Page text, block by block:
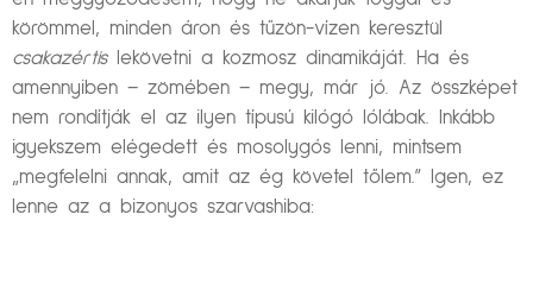
körömmel, minden áron és tűzön-vízen keresztül
csakazértislekövetni a kozmosz dinamikáját. Ha és
amennyiben – zömében – megy, már jó. Az összképet
nem rondítják el az ilyen típusú kilógó lólábak. Inkább
igyekszem elégedett és mosolygós lenni, mintsem
„megfelelni annak, amit az ég követel tőlem.” Igen, ez
lenne az a bizonyos szarvashiba: